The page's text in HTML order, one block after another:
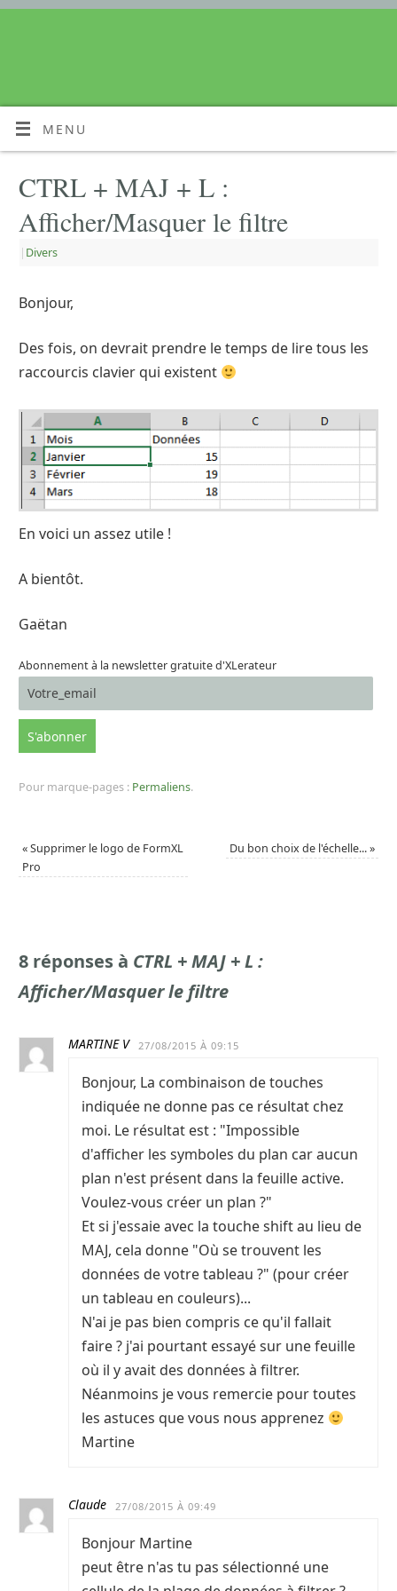
MENU
CTRL + MAJ + L :
Afficher/Masquer le filtre
| Divers
Bonjour,
Des fois, on devrait prendre le temps de lire tous les
raccourcis clavier qui existent
En voici un assez utile !
A bientôt.
Gaëtan
Abonnement à la newsletter gratuite d'XLerateur
Pour marque-pages : Permaliens.
«Supprimer le logo de FormXL
Pro
Du bon choix de l'échelle...»
8 réponses à CTRL + MAJ + L :
Afficher/Masquer le filtre
MARTINE V 27/08/2015 À 09:15
Bonjour, La combinaison de touches
indiquée ne donne pas ce résultat chez
moi. Le résultat est : "Impossible
d'afficher les symboles du plan car aucun
plan n'est présent dans la feuille active.
Voulez-vous créer un plan ?"
Et si j'essaie avec la touche shift au lieu de
MAJ, cela donne "Où se trouvent les
données de votre tableau ?" (pour créer
un tableau en couleurs)...
N'ai je pas bien compris ce qu'il fallait
faire ? j'ai pourtant essayé sur une feuille
où il y avait des données à filtrer.
Néanmoins je vous remercie pour toutes
les astuces que vous nous apprenez
Martine
Claude 27/08/2015 À 09:49
Bonjour Martine
peut être n'as tu pas sélectionné une